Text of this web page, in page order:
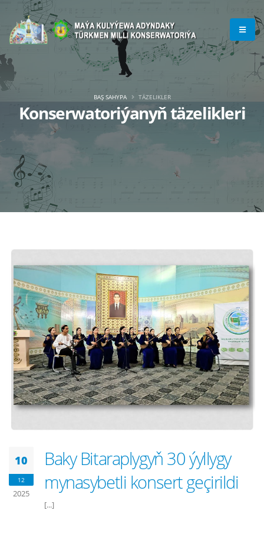
Konserwatoriýanyň täzelikleri
BAŞ SAHYPA TÄZELIKLER
10
12
2025
Baky Bitaraplygyň 30 ýyllygy
mynasybetli konsert geçirildi
[...]